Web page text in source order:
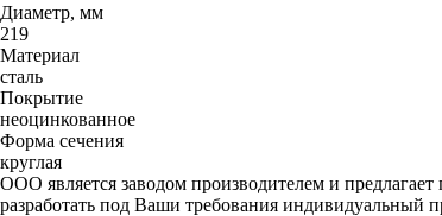
Диаметр, мм
219
Материал
сталь
Покрытие
неоцинкованное
Форма сечения
круглая
ООО является заводом производителем и
разработать под Ваши требования индивидуальный